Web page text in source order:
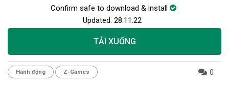
Confirm safe to download & install
Updated: 28.11.22
TẢI XUỐNG
Hành động Z-Games 0